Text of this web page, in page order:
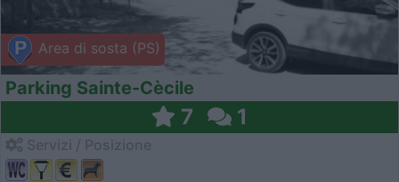
Area di sosta (PS)
Parking Sainte-Cècile
7 1